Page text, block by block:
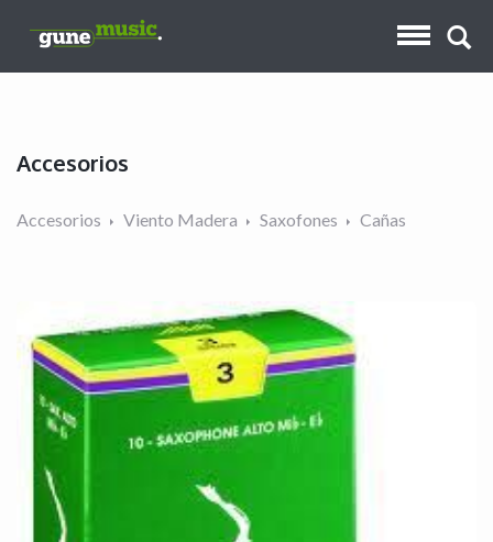
Accesorios
Accesorios Viento Madera Saxofones Cañas